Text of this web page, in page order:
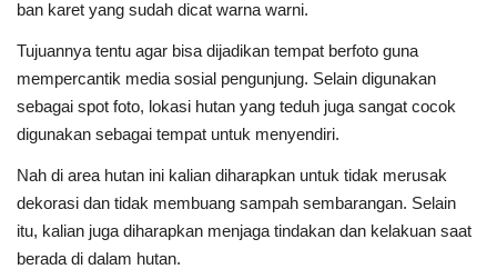
ban karet yang sudah dicat warna warni.
Tujuannya tentu agar bisa dijadikan tempat berfoto guna
mempercantik media sosial pengunjung. Selain digunakan
sebagai spot foto, lokasi hutan yang teduh juga sangat cocok
digunakan sebagai tempat untuk menyendiri.
Nah di area hutan ini kalian diharapkan untuk tidak merusak
dekorasi dan tidak membuang sampah sembarangan. Selain
itu, kalian juga diharapkan menjaga tindakan dan kelakuan saat
berada di dalam hutan.